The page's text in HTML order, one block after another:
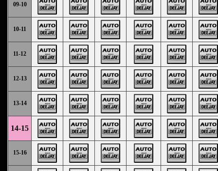
09-10
10-11
11-12
12-13
13-14
14-15
15-16